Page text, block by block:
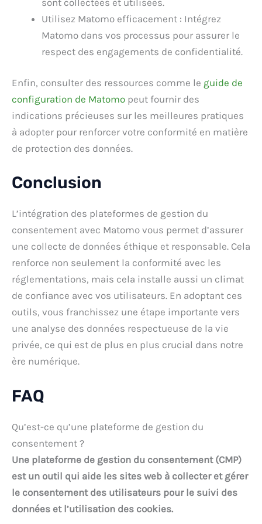
Utilisez Matomo efficacement : Intégrez
Matomo dans vos processus pour assurer le
respect des engagements de confidentialité.
Enfin, consulter des ressources comme le guide de
configuration de Matomo peut fournir des
indications précieuses sur les meilleures pratiques
à adopter pour renforcer votre conformité en matière
de protection des données.
Conclusion
L’intégration des plateformes de gestion du
consentement avec Matomo vous permet d’assurer
une collecte de données éthique et responsable. Cela
renforce non seulement la conformité avec les
réglementations, mais cela installe aussi un climat
de confiance avec vos utilisateurs. En adoptant ces
outils, vous franchissez une étape importante vers
une analyse des données respectueuse de la vie
privée, ce qui est de plus en plus crucial dans notre
ère numérique.
FAQ
Qu’est-ce qu’une plateforme de gestion du
consentement ?
Une plateforme de gestion du consentement (CMP)
est un outil qui aide les sites web à collecter et gérer
le consentement des utilisateurs pour le suivi des
données et l’utilisation des cookies.